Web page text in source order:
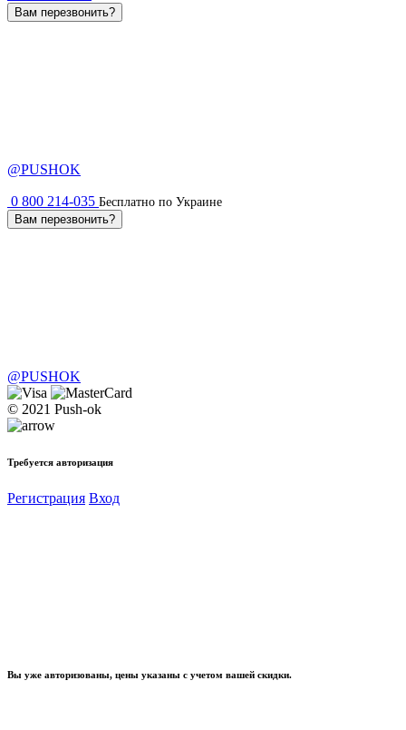
Вам перезвонить?
@PUSHOK
0 800 214-035 Бесплатно по Украине
Вам перезвонить?
@PUSHOK
© 2021 Push-ok
Требуется авторизация
Регистрация Вход
Вы уже авторизованы, цены указаны с учетом вашей скидки.